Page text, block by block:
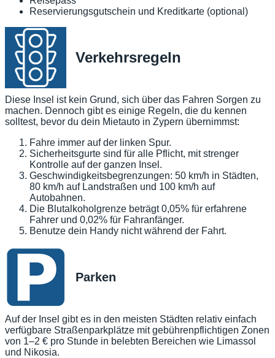
Reservierungsgutschein und Kreditkarte (optional)
Verkehrsregeln
Diese Insel ist kein Grund, sich über das Fahren Sorgen zu
machen. Dennoch gibt es einige Regeln, die du kennen
solltest, bevor du dein Mietauto in Zypern übernimmst:
Fahre immer auf der linken Spur.
Sicherheitsgurte sind für alle Pflicht, mit strenger
Kontrolle auf der ganzen Insel.
Geschwindigkeitsbegrenzungen: 50 km/h in Städten,
80 km/h auf Landstraßen und 100 km/h auf
Autobahnen.
Die Blutalkoholgrenze beträgt 0,05% für erfahrene
Fahrer und 0,02% für Fahranfänger.
Benutze dein Handy nicht während der Fahrt.
Parken
Auf der Insel gibt es in den meisten Städten relativ einfach
verfügbare Straßenparkplätze mit gebührenpflichtigen Zonen
von 1–2 € pro Stunde in belebten Bereichen wie Limassol
und Nikosia.